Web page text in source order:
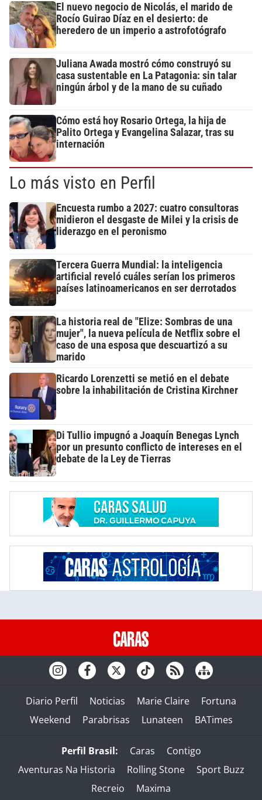
El nuevo negocio de Nicolás, el marido de
Rocío Guirao Díaz en el desierto: de
heredero de un imperio a astrofotógrafo
Juliana Awada mostró cómo construyó su
casa sustentable en La Patagonia: sin talar
ningún árbol y de la mano de su cuñado
Cómo está hoy Rosario Ortega, la hija de
Palito Ortega y Evangelina Salazar, tras su
internación
Lo más visto en Perfil
Encuesta rumbo a 2027: cuatro consultoras
midieron el desgaste de Milei y la crisis de
liderazgo en el peronismo
Tercera Guerra Mundial: la inteligencia
artificial reveló cuáles serían los primeros
países latinoamericanos en ser derrotados
La historia real de "Elize: Sombras de una
mujer", la nueva película de Netflix sobre el
caso de una esposa que descuartizó a su
marido
Ricardo Lorenzetti se metió en el debate
sobre la inhabilitación de Cristina Kirchner
Di Tullio impugnó a Joaquín Benegas Lynch
por un presunto conflicto de intereses en el
debate de la Ley de Tierras
Diario Perfil Noticias Marie Claire
Fortuna
Weekend
Parabrisas Lunateen BATimes
Perfil Brasil: Caras
Contigo
Aventuras Na Historia
Rolling Stone
Sport Buzz
Recreio
Maxima